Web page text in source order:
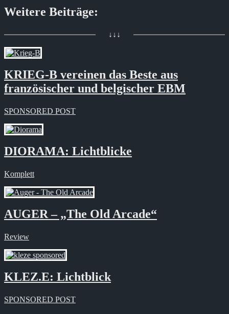
Weitere Beiträge:
↓↓↓
KRIEG-B vereinen das Beste aus
französischer und belgischer EBM
SPONSORED POST
DIORAMA: Lichtblicke
Komplett
AUGER – „The Old Arcade“
Review
KLEZ.E: Lichtblick
SPONSORED POST